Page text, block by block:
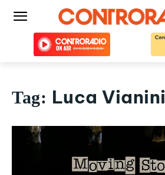
Tag: Luca Vianini